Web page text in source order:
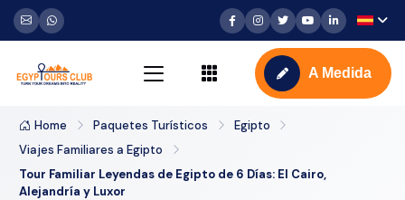
A Medida
Home Paquetes Turísticos
Egipto
Viajes Familiares a Egipto
Tour Familiar Leyendas de Egipto de 6 Días: El Cairo,
Alejandría y Luxor